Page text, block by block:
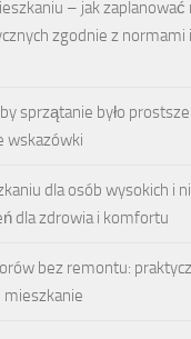
– jak
zgodnie z normami
sprzątanie było
wskazówki
dla osób wysokich i
dla zdrowia i komfortu
bez remontu:
mieszkanie